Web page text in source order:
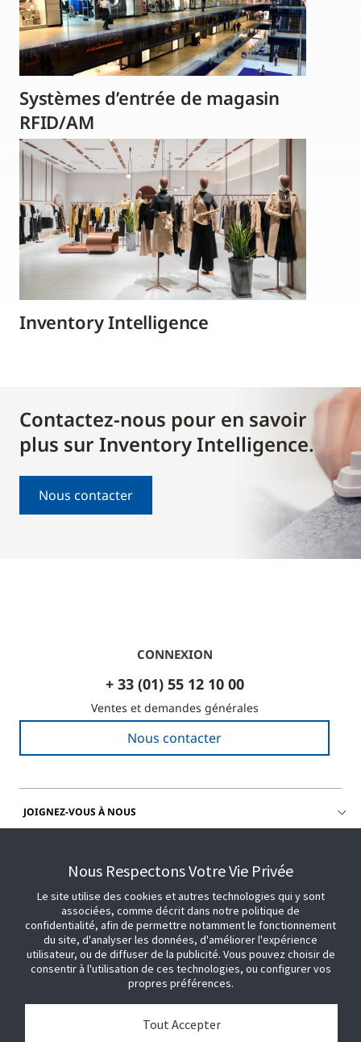
Systèmes d’entrée de magasin
RFID/AM
Inventory Intelligence
Contactez-nous pour en savoir
plus sur Inventory Intelligence.
Nous contacter
CONNEXION
+ 33 (01) 55 12 10 00
Ventes et demandes générales
Nous contacter
JOIGNEZ-VOUS À NOUS
Nous Respectons Votre Vie Privée
Le site utilise des cookies et autres technologies qui y sont
associées, comme décrit dans notre politique de
confidentialité, afin de permettre notamment le fonctionnement
du site, d'analyser les données, d'améliorer l'expérience
utilisateur, ou de diffuser de la publicité. Vous pouvez choisir de
consentir à l'utilisation de ces technologies, ou configurer vos
propres préférences.
Tout Accepter